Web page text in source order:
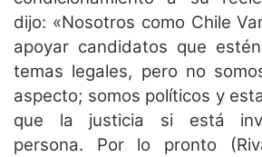
dijo: «Nosotros como Chile
apoyar candidatos que
temas legales, pero no
aspecto; somos políticos y
que la justicia si está
persona. Por lo pronto